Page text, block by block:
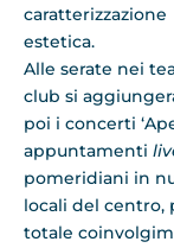
caratterizzazione
estetica.
Alle serate nei
club si
poi i concerti
appuntamenti
pomeridiani in
locali del centro,
totale